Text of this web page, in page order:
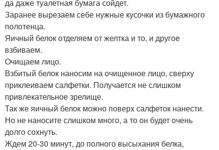
да даже туалетная бумага сойдет.
Заранее вырезаем себе нужные кусочки из бумажного
полотенца.
Яичный белок отделяем от желтка и то, и другое
взбиваем.
Очищаем лицо.
Взбитый белок наносим на очищенное лицо, сверху
приклеиваем салфетки. Получается не слишком
привлекательное зрелище.
Так же яичный белок можно поверх салфеток нанести.
Но не наносите слишком много, а то он будет очень
долго сохнуть.
Ждем 20-30 минут, до полного высыхания белка,